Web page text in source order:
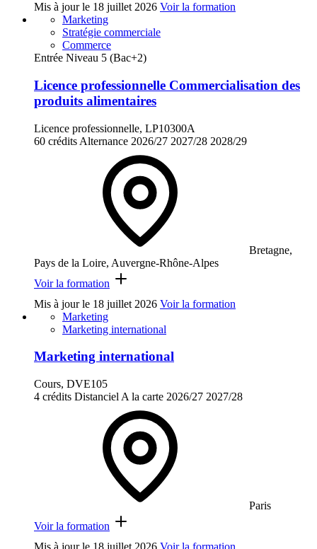
Mis à jour le 18 juillet 2026 Voir la formation
Marketing
Stratégie commerciale
Commerce
Entrée Niveau 5 (Bac+2)
Licence professionnelle Commercialisation des
produits alimentaires
Licence professionnelle, LP10300A
60 crédits Alternance 2026/27 2027/28 2028/29
Bretagne,
Pays de la Loire, Auvergne-Rhône-Alpes
Voir la formation
Mis à jour le 18 juillet 2026 Voir la formation
Marketing
Marketing international
Marketing international
Cours, DVE105
4 crédits Distanciel A la carte 2026/27 2027/28
Paris
Voir la formation
Mis à jour le 18 juillet 2026 Voir la formation